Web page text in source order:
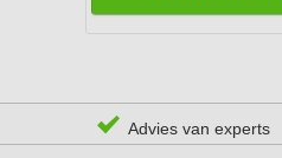
Advies van experts